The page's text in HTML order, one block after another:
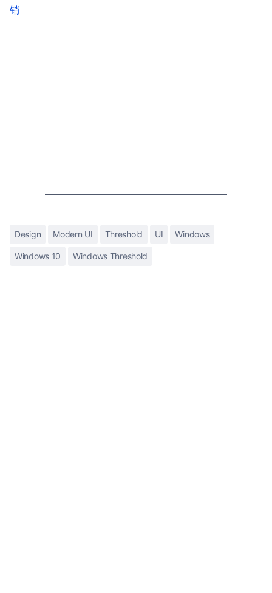
销
Design Modern UI Threshold UI Windows
Windows 10 Windows Threshold